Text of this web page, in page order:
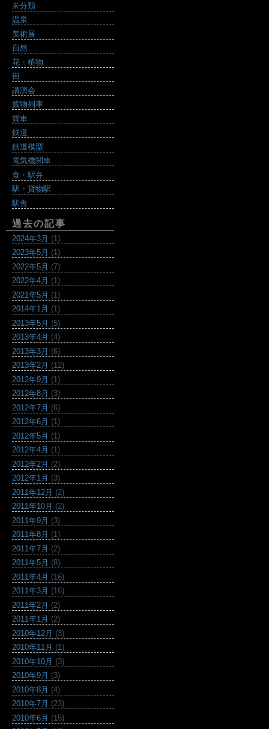
未分類
温泉
美術展
自然
花・植物
街
講演会
貨物列車
貨車
鉄道
鉄道模型
電気機関車
食・駅弁
駅・貨物駅
駅舎
過去の記事
2024年3月 (1)
2023年5月 (1)
2022年5月 (7)
2022年4月 (1)
2021年5月 (1)
2014年1月 (1)
2013年5月 (5)
2013年4月 (4)
2013年3月 (6)
2013年2月 (12)
2012年9月 (1)
2012年8月 (3)
2012年7月 (6)
2012年6月 (1)
2012年5月 (1)
2012年4月 (1)
2012年2月 (2)
2012年1月 (3)
2011年12月 (2)
2011年10月 (2)
2011年9月 (3)
2011年8月 (1)
2011年7月 (2)
2011年5月 (8)
2011年4月 (16)
2011年3月 (16)
2011年2月 (2)
2011年1月 (2)
2010年12月 (3)
2010年11月 (1)
2010年10月 (3)
2010年9月 (3)
2010年8月 (4)
2010年7月 (23)
2010年6月 (15)